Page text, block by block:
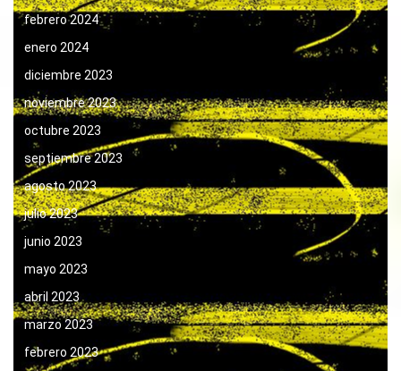
febrero 2024
enero 2024
diciembre 2023
noviembre 2023
octubre 2023
septiembre 2023
agosto 2023
julio 2023
junio 2023
mayo 2023
abril 2023
marzo 2023
febrero 2023